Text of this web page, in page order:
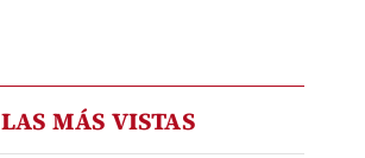
LAS MÁS VISTAS